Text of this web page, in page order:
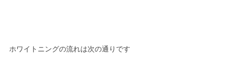
ホワイトニングの流れは次の通りです